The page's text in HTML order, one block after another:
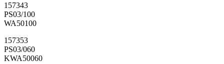
157343
PS03/100
WA50100
157353
PS03/060
KWA50060